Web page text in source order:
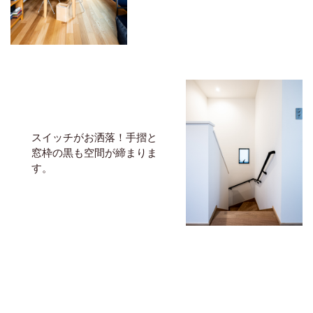
スイッチがお洒落！手摺と
窓枠の黒も空間が締まりま
す。